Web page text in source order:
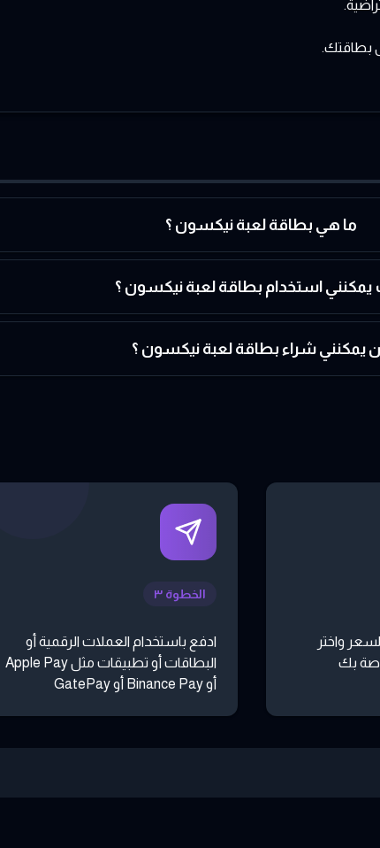
ما هي بطاقة لعبة نيكسون ؟
استخدام بطاقة لعبة نيكسون ؟
يمكنني شراء بطاقة لعبة نيكسون ؟
واختر
بك
الخطوة ٣
ادفع باستخدام العملات الرقمية أو
البطاقات أو تطبيقات مثل Apple Pay
أو Binance Pay أو GatePay